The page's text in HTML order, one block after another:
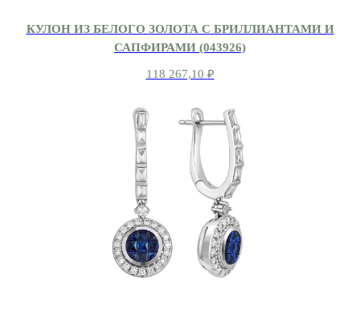
КУЛОН ИЗ БЕЛОГО ЗОЛОТА С БРИЛЛИАНТАМИ И
САПФИРАМИ (043926)
118 267,10 ₽